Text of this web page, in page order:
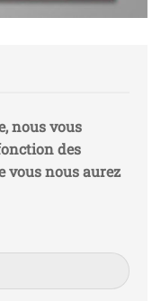
nous vous
des
vous nous aurez